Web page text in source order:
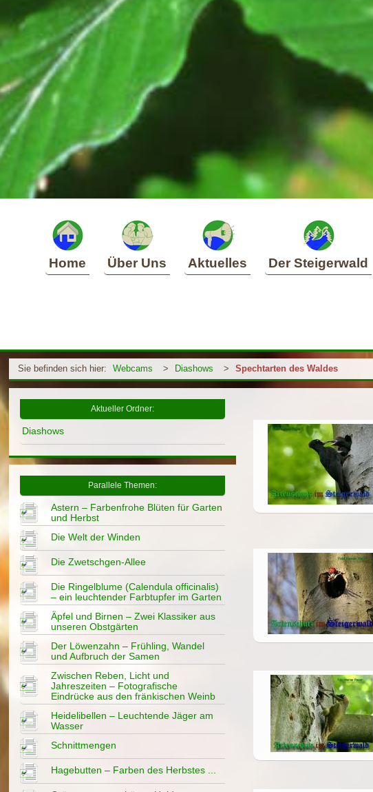
Home Über Uns Aktuelles Der Steigerwald
Sie befinden sich hier: Webcams > Diashows > Spechtarten des Waldes
Aktueller Ordner:
Diashows
Parallele Themen:
Astern – Farbenfrohe Blüten für Garten
und Herbst
Die Welt der Winden
Die Zwetschgen-Allee
Die Ringelblume (Calendula officinalis)
– ein leuchtender Farbtupfer im Garten
Äpfel und Birnen – Zwei Klassiker aus
unseren Obstgärten
Der Löwenzahn – Frühling, Wandel
und Aufbruch der Samen
Zwischen Reben, Licht und
Jahreszeiten – Fotografische
Eindrücke aus den fränkischen Weinb
Heidelibellen – Leuchtende Jäger am
Wasser
Schnittmengen
Hagebutten – Farben des Herbstes ...